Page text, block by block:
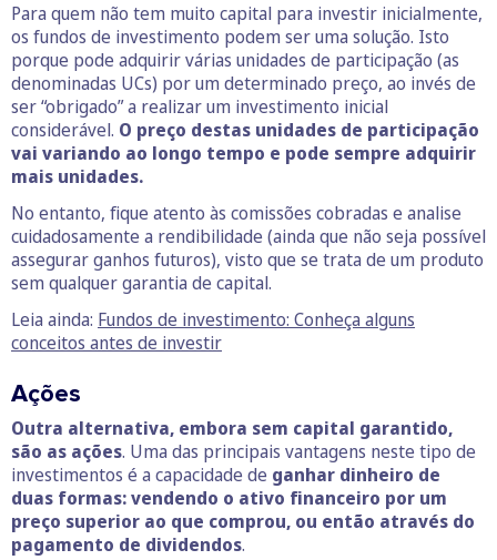
Para quem não tem muito capital para investir inicialmente,
os fundos de investimento podem ser uma solução. Isto
porque pode adquirir várias unidades de participação (as
denominadas UCs) por um determinado preço, ao invés de
ser “obrigado” a realizar um investimento inicial
considerável. O preço destas unidades de participação
vai variando ao longo tempo e pode sempre adquirir
mais unidades.
No entanto, fique atento às comissões cobradas e analise
cuidadosamente a rendibilidade (ainda que não seja possível
assegurar ganhos futuros), visto que se trata de um produto
sem qualquer garantia de capital.
Leia ainda: Fundos de investimento: Conheça alguns
conceitos antes de investir
Ações
Outra alternativa, embora sem capital garantido,
são as ações. Uma das principais vantagens neste tipo de
investimentos é a capacidade de ganhar dinheiro de
duas formas: vendendo o ativo financeiro por um
preço superior ao que comprou, ou então através do
pagamento de dividendos.